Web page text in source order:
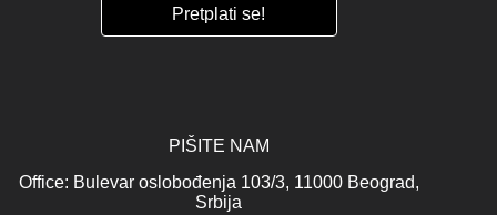
PIŠITE NAM
Office: Bulevar oslobođenja 103/3, 11000 Beograd,
Srbija